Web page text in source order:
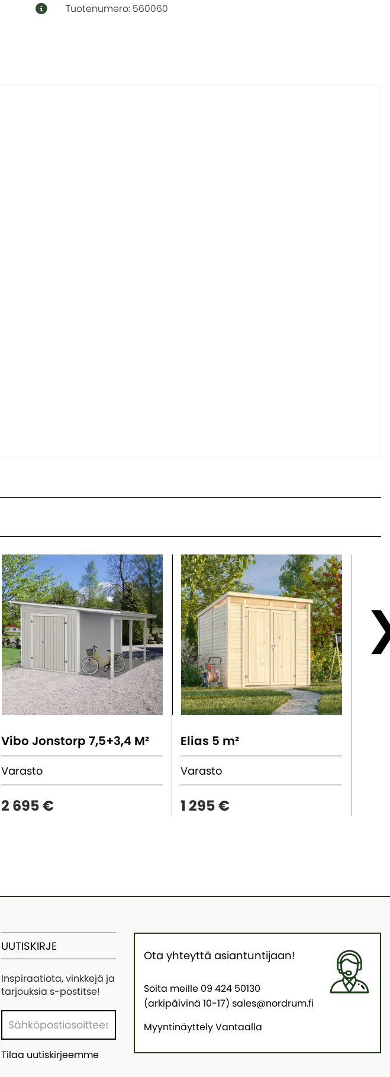
Tuotenumero: 560060
Vibo Jonstorp 7,5+3,4 M²
Varasto
2 695 €
Elias 5 m²
Varasto
1 295 €
UUTISKIRJE
Inspiraatiota, vinkkejä ja
tarjouksia s-postitse!
Tilaa uutiskirjeemme
Ota yhteyttä asiantuntijaan!
Soita meille 09 424 50130
(arkipäivinä 10-17) sales@nordrum.fi
Myyntinäyttely Vantaalla